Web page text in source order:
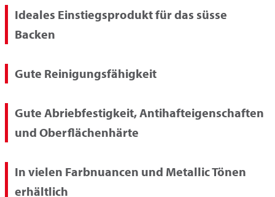
Ideales Einstiegsprodukt für das süsse
Backen
Gute Reinigungsfähigkeit
Gute Abriebfestigkeit, Antihafteigenschaften
und Oberflächenhärte
In vielen Farbnuancen und Metallic Tönen
erhältlich